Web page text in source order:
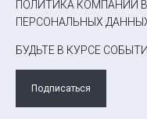
ПОЛИТИКА КОМПАНИИ
ПЕРСОНАЛЬНЫХ
БУДЬТЕ В КУРСЕ
Подписаться